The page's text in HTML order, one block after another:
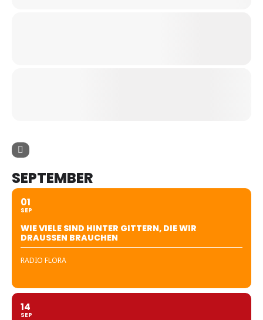
SEPTEMBER
01
SEP
WIE VIELE SIND HINTER GITTERN, DIE WIR
DRAUSSEN BRAUCHEN
RADIO FLORA
14
SEP